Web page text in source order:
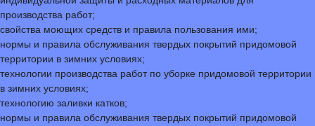
производства работ;
свойства моющих средств и правила пользования ими;
нормы и правила обслуживания твердых покрытий придомовой
территории в зимних условиях;
технологии производства работ по уборке придомовой территории
в зимних условиях;
технологию заливки катков;
нормы и правила обслуживания твердых покрытий придомовой